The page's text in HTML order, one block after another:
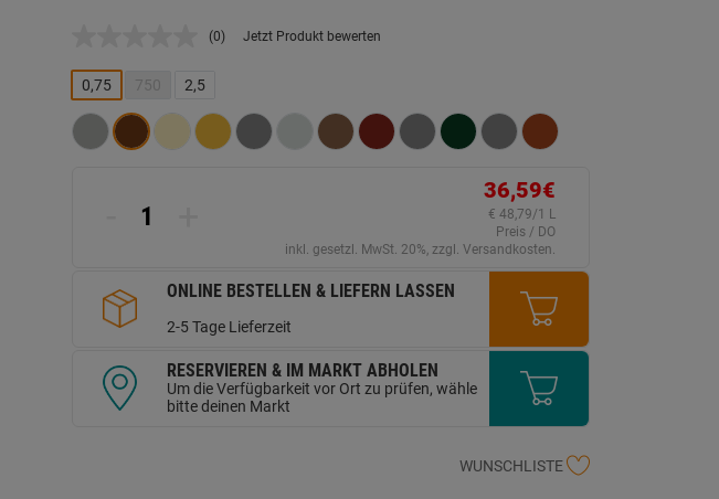
Kein
derselben
Seite.
(0) Jetzt Produkt bewerten
0,75 750 2,5
36,59€
€ 48,79/1 L
Preis / DO
inkl. gesetzl. MwSt. 20%, zzgl. Versandkosten.
ONLINE BESTELLEN & LIEFERN LASSEN
2-5 Tage Lieferzeit
RESERVIEREN & IM MARKT ABHOLEN
Um die Verfügbarkeit vor Ort zu prüfen, wähle
bitte deinen Markt
WUNSCHLISTE